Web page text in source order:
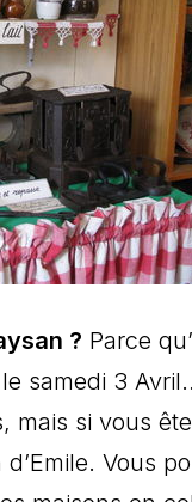
? Parce
samedi 3
si vous
Vous